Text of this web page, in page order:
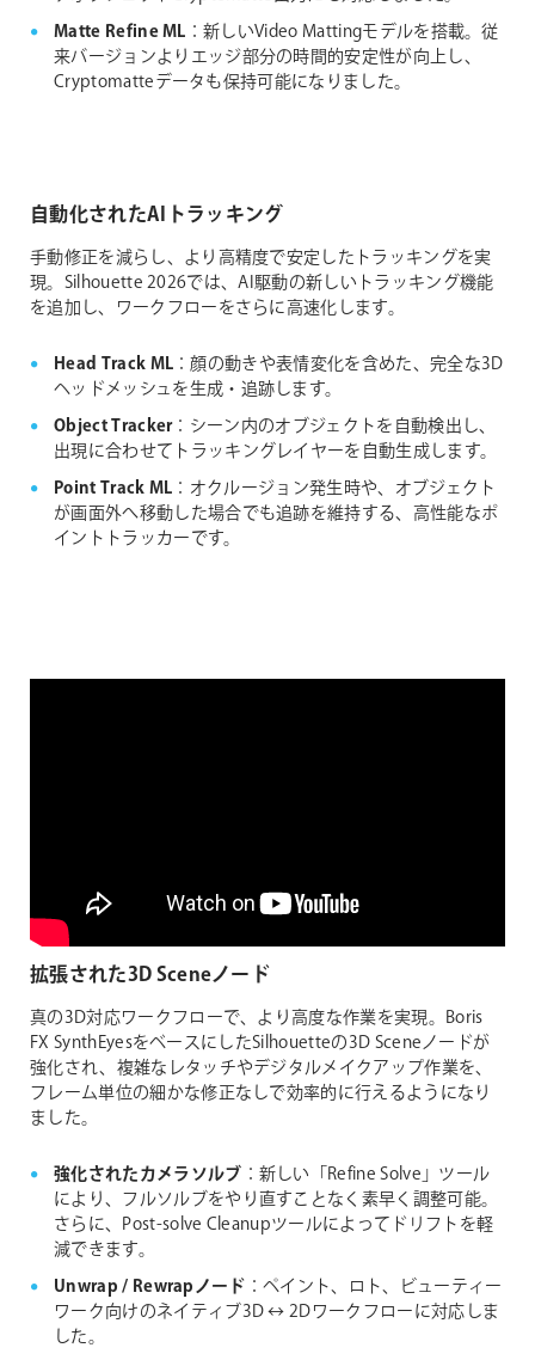
Matte Refine ML ：新しいVideo Mattingモデルを搭載。従
来バージョンよりエッジ部分の時間的安定性が向上し、
Cryptomatteデータも保持可能になりました。
自動化されたAIトラッキング
手動修正を減らし、より高精度で安定したトラッキングを実
現。Silhouette 2026では、AI駆動の新しいトラッキング機能
を追加し、ワークフローをさらに高速化します。
Head Track ML ：顔の動きや表情変化を含めた、完全な3D
ヘッドメッシュを生成・追跡します。
Object Tracker：シーン内のオブジェクトを自動検出し、
出現に合わせてトラッキングレイヤーを自動生成します。
Point Track ML ：オクルージョン発生時や、オブジェクト
が画面外へ移動した場合でも追跡を維持する、高性能なポ
イントトラッカーです。
拡張された3D Sceneノード
真の3D対応ワークフローで、より高度な作業を実現。Boris
FX SynthEyesをベースにしたSilhouetteの3D Sceneノードが
強化され、複雑なレタッチやデジタルメイクアップ作業を、
フレーム単位の細かな修正なしで効率的に行えるようになり
ました。
強化されたカメラソルブ ：新しい「Refine Solve」ツール
により、フルソルブをやり直すことなく素早く調整可能。
さらに、Post-solve Cleanupツールによってドリフトを軽
減できます。
Unwrap / Rewrapノード ：ペイント、ロト、ビューティー
ワーク向けのネイティブ3D ↔ 2Dワークフローに対応しま
した。